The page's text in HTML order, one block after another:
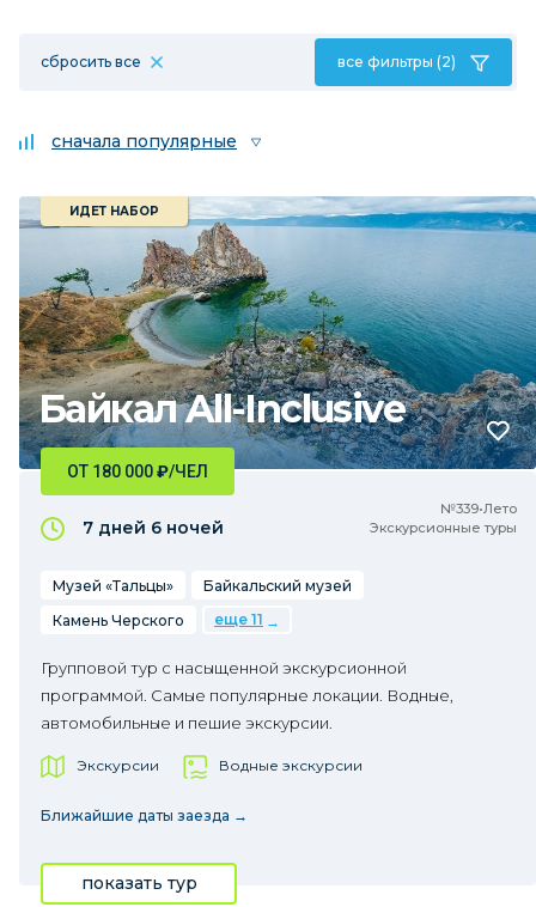
сбросить все все фильтры (2)
сначала популярные
Байкал All-Inclusive
ИДЕТ НАБОР
№339•Лето
Экскурсионные туры
ОТ 180 000₽/ЧЕЛ
7 дней 6 ночей
Музей «Тальцы»
Байкальский музей
Камень Черского
еще 11
Групповой тур с насыщенной экскурсионной
программой. Самые популярные локации. Водные,
автомобильные и пешие экскурсии.
Экскурсии Водные экскурсии
Ближайшие даты заезда →
показать тур